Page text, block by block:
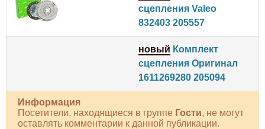
сцепления Valeo
832403 205557
новый Комплект
сцепления Оригинал
1611269280 205094
Информация
Посетители, находящиеся в группе Гости, не могут
оставлять комментарии к данной публикации.